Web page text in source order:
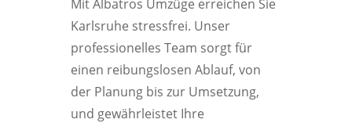
Mit Albatros Umzüge erreichen Sie
Karlsruhe stressfrei. Unser
professionelles Team sorgt für
einen reibungslosen Ablauf, von
der Planung bis zur Umsetzung,
und gewährleistet Ihre